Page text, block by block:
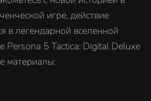
игре, действие
в легендарной вселенной
Persona 5 Tactica: Digital Deluxe
материалы: